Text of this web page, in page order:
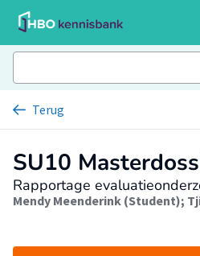
Terug
SU10
Rapportage
Mendy Meenderink (Student);